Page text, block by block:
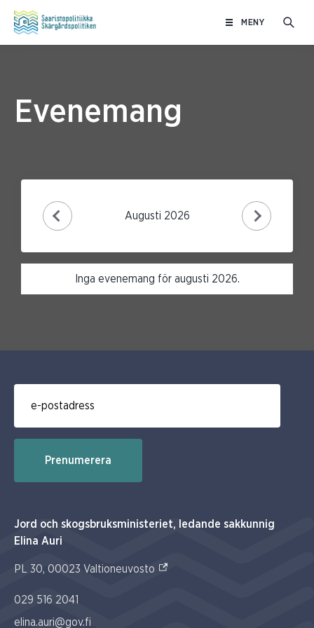
MENY
Evenemang
Augusti 2026
Inga evenemang för augusti 2026.
Prenumerera
Jord och skogsbruksministeriet, ledande sakkunnig
Elina Auri
PL 30, 00023 Valtioneuvosto (Extern link)
029 516 2041
elina.auri@gov.fi